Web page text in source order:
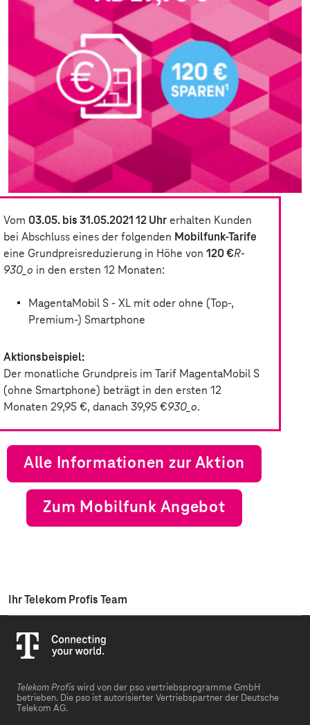
Vom 03.05. bis 31.05.2021 12 Uhr erhalten Kunden
bei Abschluss eines der folgenden Mobilfunk-Tarife
eine Grundpreisreduzierung in Höhe von 120 €R-
930_o in den ersten 12 Monaten:
MagentaMobil S - XL mit oder ohne (Top-,
Premium-) Smartphone
Aktionsbeispiel:
Der monatliche Grundpreis im Tarif MagentaMobil S
(ohne Smartphone) beträgt in den ersten 12
Monaten 29,95 €, danach 39,95 €930_o.
Alle Informationen zur Aktion
Zum Mobilfunk Angebot
Ihr Telekom Profis Team
Telekom Profis wird von der pso vertriebsprogramme GmbH
betrieben. Die pso ist autorisierter Vertriebspartner der Deutsche
Telekom AG.